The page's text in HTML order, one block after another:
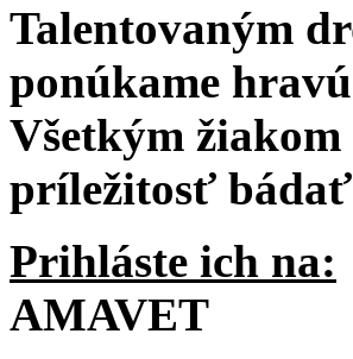
Talentovaným
ponúkame
Všetkým
príležitosť
Prihláste ich na:
AMAVET